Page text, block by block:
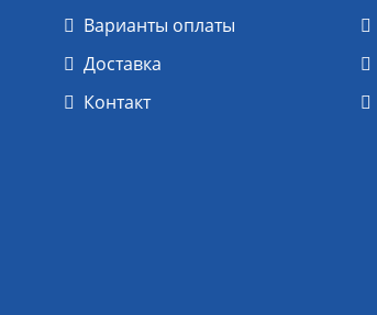
Варианты оплаты
Доставка
Контакт